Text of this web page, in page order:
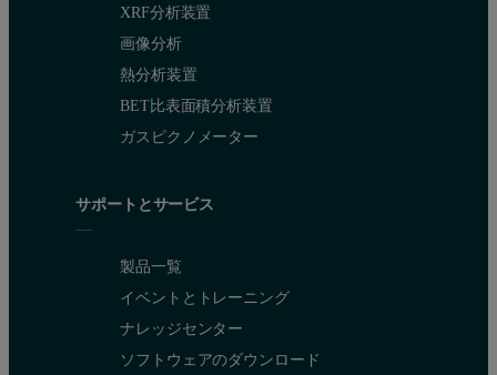
XRF分析装置
画像分析
熱分析装置
BET比表面積分析装置
ガスピクノメーター
サポートとサービス
製品一覧
イベントとトレーニング
ナレッジセンター
ソフトウェアのダウンロード